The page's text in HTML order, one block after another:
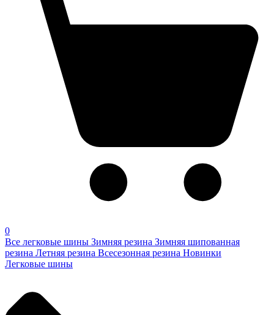
0
Все легковые шины Зимняя резина Зимняя шипованная
резина Летняя резина Всесезонная резина Новинки
Легковые шины